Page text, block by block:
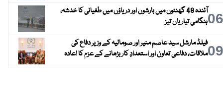
06
آئندہ 48 گھنٹوں میں بارشوں اور دریاؤں میں طغیانی کا خدشہ،
ہنگامی تیاریاں تیز
09فیلڈ مارشل سید عاصم منیر اور صومالیہ کے وزیر دفاع کی
ملاقات، دفاعی تعاون اور استعدادِ کار بڑھانے کے عزم کا اعادہ